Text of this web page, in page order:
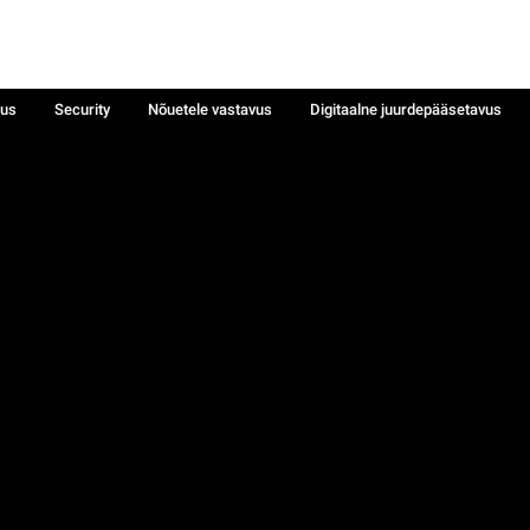
Security Nõuetele vastavus
Digitaalne juurdepääsetavus